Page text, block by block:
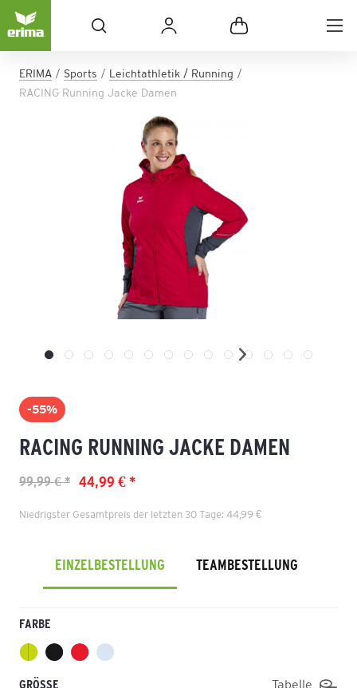
ERIMA Sports
Leichtathletik / Running
RACING Running Jacke Damen
-55%
RACING RUNNING JACKE DAMEN
44,99 € *
99,99 € *
Niedrigster Gesamtpreis der letzten 30 Tage: 44,99 €
EINZELBESTELLUNG TEAMBESTELLUNG
FARBE
GRÖSSE Tabelle